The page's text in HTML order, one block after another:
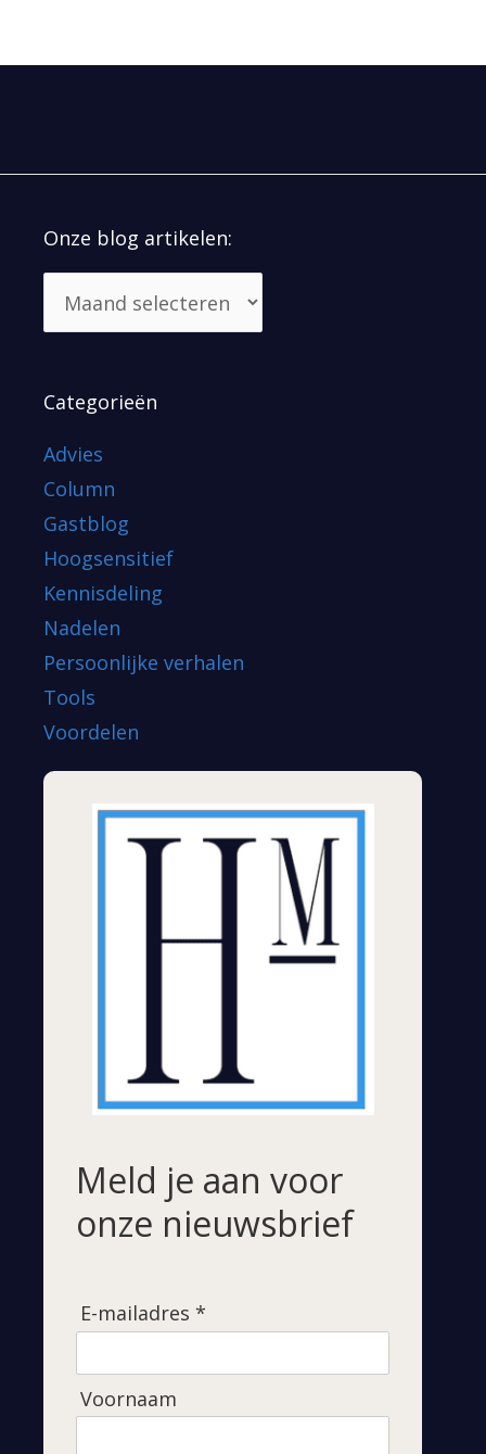
Onze blog artikelen:
Categorieën
Advies
Column
Gastblog
Hoogsensitief
Kennisdeling
Nadelen
Persoonlijke verhalen
Tools
Voordelen
Meld je aan voor
onze nieuwsbrief
E-mailadres *
Voornaam